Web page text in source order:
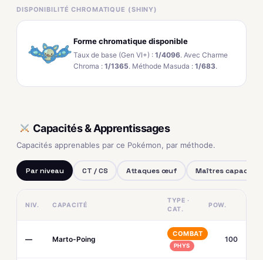
DISPONIBILITÉ CHROMATIQUE (SHINY)
Forme chromatique disponible
Taux de base (Gen VI+) : 1/4096. Avec Charme
Chroma : 1/1365. Méthode Masuda : 1/683.
Capacités & Apprentissages
Capacités apprenables par ce Pokémon, par méthode.
Par niveau CT / CS Attaques œuf Maîtres capacités
NIV. CAPACITÉ
TYPE ·
CAT.
POW.
— Marto-Poing
COMBAT
PHYS
100